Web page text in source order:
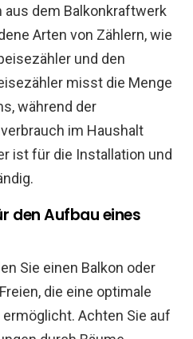
dem Balkonkraftwerk
Arten von Zählern, wie
und den
misst die Menge
während der
im Haushalt
ist für die Installation und
den Aufbau eines
Sie einen Balkon oder
die eine optimale
Achten Sie auf